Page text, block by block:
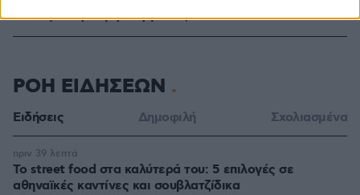
σε Bάζει στην Aγορά Eργασίας
ΡΟΗ ΕΙΔΗΣΕΩΝ
Ειδήσεις Δημοφιλή Σχολιασμένα
Το street food στα καλύτερά του: 5 επιλογές σε
αθηναϊκές καντίνες και σουβλατζίδικα
πριν 39 λεπτά